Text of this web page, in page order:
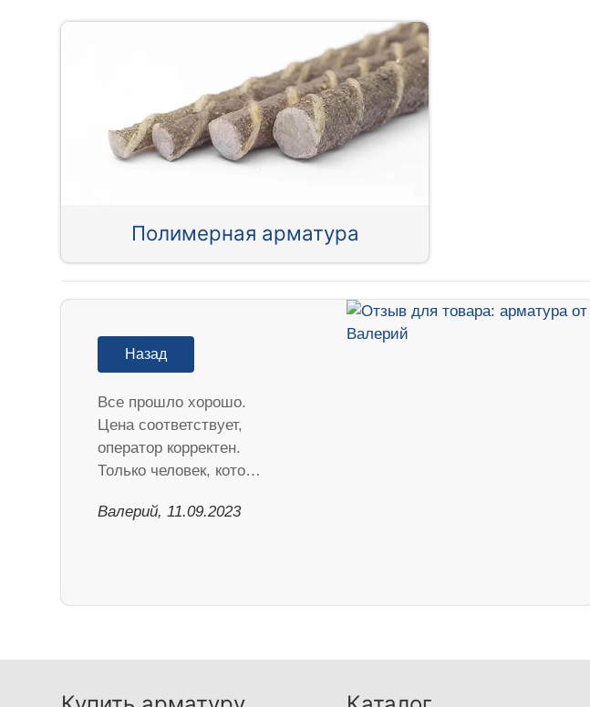
Полимерная арматура
Назад
Все прошло хорошо.
Цена соответствует,
оператор корректен.
Только человек, кото…
Валерий, 11.09.2023